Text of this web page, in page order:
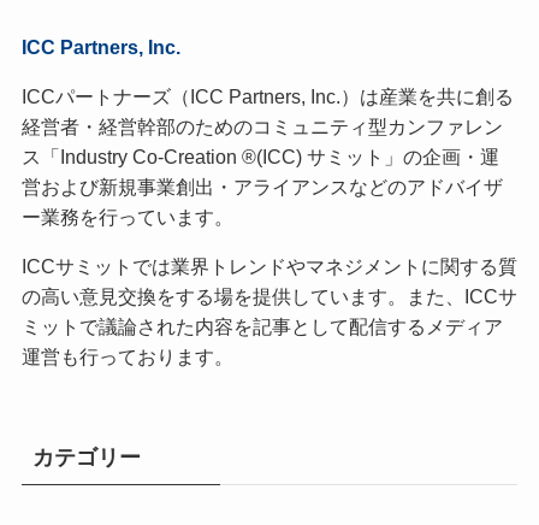
ICC Partners, Inc.
ICCパートナーズ（ICC Partners, Inc.）は産業を共に創る
経営者・経営幹部のためのコミュニティ型カンファレン
ス「Industry Co-Creation ®(ICC) サミット」の企画・運
営および新規事業創出・アライアンスなどのアドバイザ
ー業務を行っています。
ICCサミットでは業界トレンドやマネジメントに関する質
の高い意見交換をする場を提供しています。また、ICCサ
ミットで議論された内容を記事として配信するメディア
運営も行っております。
カテゴリー